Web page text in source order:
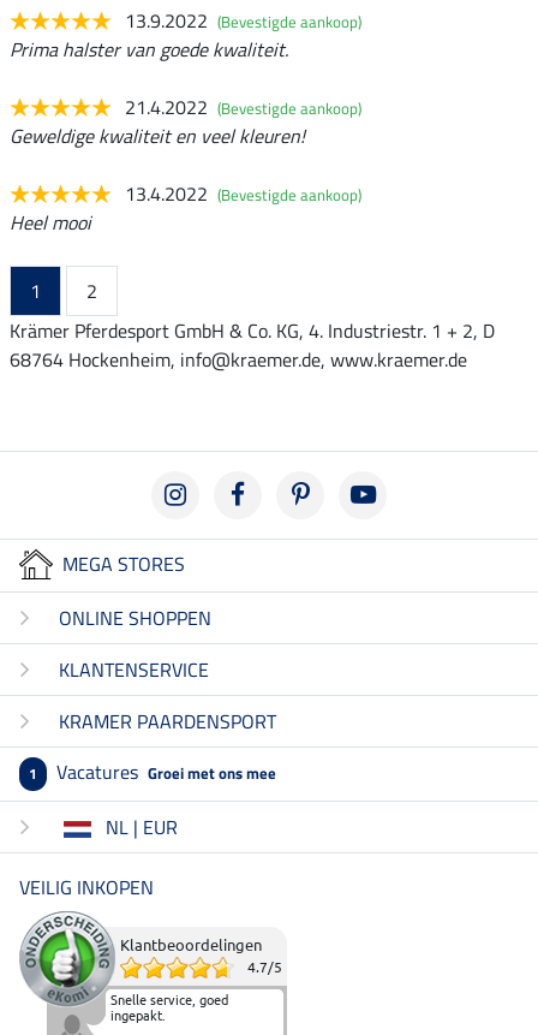
13.9.2022 (Bevestigde aankoop)
Prima halster van goede kwaliteit.
21.4.2022 (Bevestigde aankoop)
Geweldige kwaliteit en veel kleuren!
13.4.2022 (Bevestigde aankoop)
Heel mooi
1
2
Krämer Pferdesport GmbH & Co. KG, 4. Industriestr. 1 + 2, D
68764 Hockenheim, info@kraemer.de, www.kraemer.de
MEGA STORES
ONLINE SHOPPEN
KLANTENSERVICE
KRAMER PAARDENSPORT
1 Vacatures Groei met ons mee
NL | EUR
VEILIG INKOPEN
Klantbeoordelingen
4.7/5
Snelle service, goed
ingepakt.